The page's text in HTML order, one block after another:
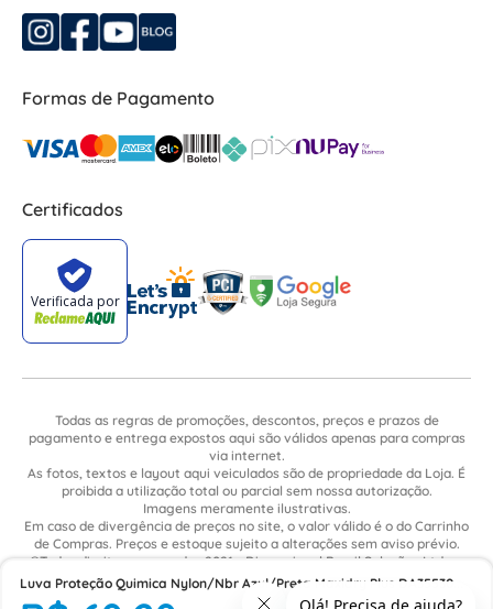
Luva Proteção Quimica Nylon/Nbr Azul/Preta Maxidry Plus DA35530
Tamanho XG Danny
Formas de Pagamento
Certificados
Todas as regras de promoções, descontos, preços e prazos de
pagamento e entrega expostos aqui são válidos apenas para compras
via internet.
As fotos, textos e layout aqui veiculados são de propriedade da Loja. É
proibida a utilização total ou parcial sem nossa autorização.
Imagens meramente ilustrativas.
Em caso de divergência de preços no site, o valor válido é o do Carrinho
de Compras. Preços e estoque sujeito a alterações sem aviso prévio.
©Todos direitos reservados 2021 - Dimensional Brasil Soluções Ltda. -
CNPJ: 06.913.480/0015-63 - Avenida Armando Ragonha, 190 - Bairro
Village Limeira. Pavilhão Sítio São João - Limeira - SP / CEP: 13.481-316